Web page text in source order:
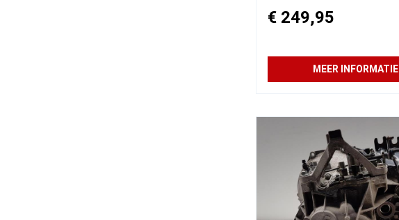
€ 249,95
MEER INFORMATIE